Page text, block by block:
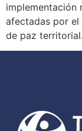
implementación
afectadas por
de paz territorial.